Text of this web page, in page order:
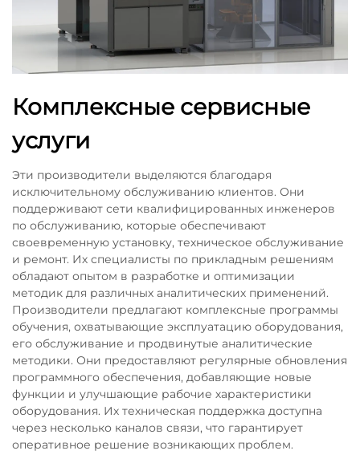
Комплексные сервисные
услуги
Эти производители выделяются благодаря
исключительному обслуживанию клиентов. Они
поддерживают сети квалифицированных инженеров
по обслуживанию, которые обеспечивают
своевременную установку, техническое обслуживание
и ремонт. Их специалисты по прикладным решениям
обладают опытом в разработке и оптимизации
методик для различных аналитических применений.
Производители предлагают комплексные программы
обучения, охватывающие эксплуатацию оборудования,
его обслуживание и продвинутые аналитические
методики. Они предоставляют регулярные обновления
программного обеспечения, добавляющие новые
функции и улучшающие рабочие характеристики
оборудования. Их техническая поддержка доступна
через несколько каналов связи, что гарантирует
оперативное решение возникающих проблем.